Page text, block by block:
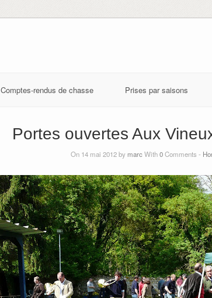
Comptes-rendus de chasse Prises par saisons
Portes ouvertes Aux
On 14 mai 2012 by marcWith0Comments -